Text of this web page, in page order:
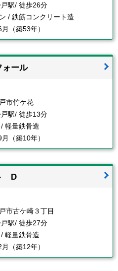
駅/ 徒歩26分
/ 鉄筋コンクリート造
（築53年）
ォール
市竹ケ花
駅/ 徒歩13分
軽量鉄骨造
（築10年）
D
市古ケ崎３丁目
駅/ 徒歩27分
軽量鉄骨造
（築12年）